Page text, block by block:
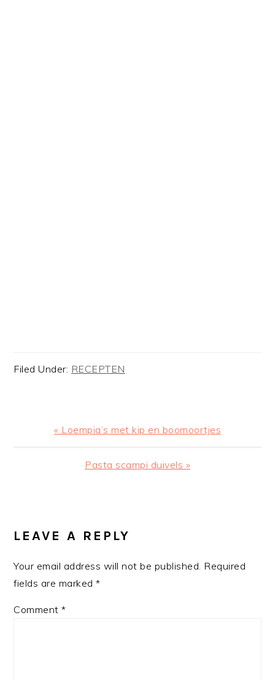
Filed Under: RECEPTEN
Previous
Post:
« Loempia’s met kip en boomoortjes
Next
Pasta scampi duivels »
INTERACTIONS
LEAVE A REPLY
Your email address will not be published. Required
fields are marked*
Comment*